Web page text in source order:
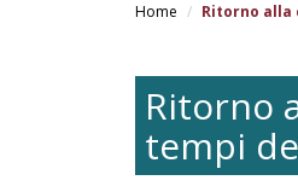
Home Ritorno alla
Ritorno
tempi